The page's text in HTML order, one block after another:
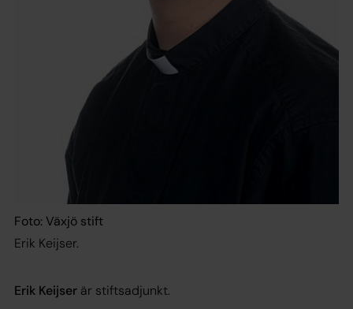
Foto: Växjö stift
Erik Keijser.
Erik Keijser är stiftsadjunkt.